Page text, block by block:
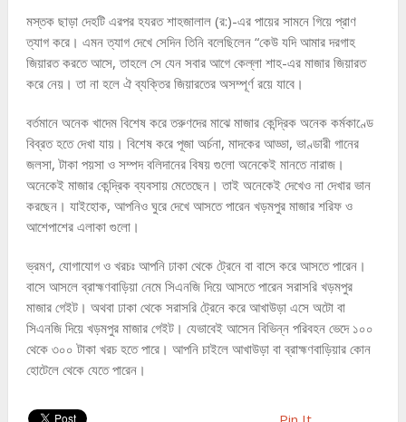
মস্তক ছাড়া দেহটি এরপর হযরত শাহজালাল (র:)-এর পায়ের সামনে গিয়ে প্রাণ
ত্যাগ করে। এমন ত্যাগ দেখে সেদিন তিনি বলেছিলেন “কেউ যদি আমার দরগাহ
জিয়ারত করতে আসে, তাহলে সে যেন সবার আগে কেল্লা শাহ-এর মাজার জিয়ারত
করে নেয়। তা না হলে ঐ ব্যক্তির জিয়ারতের অসম্পূর্ণ রয়ে যাবে।
বর্তমানে অনেক খাদেম বিশেষ করে তরুণদের মাঝে মাজার কেন্দ্রিক অনেক কর্মকাণ্ডে
বিব্রত হতে দেখা যায়। বিশেষ করে পূজা অর্চনা, মাদকের আড্ডা, ভাণ্ডারী গানের
জলসা, টাকা পয়সা ও সম্পদ বলিদানের বিষয় গুলো অনেকেই মানতে নারাজ।
অনেকেই মাজার কেন্দ্রিক ব্যবসায় মেতেছেন। তাই অনেকেই দেখেও না দেখার ভান
করছেন। যাইহোক, আপনিও ঘুরে দেখে আসতে পারেন খড়মপুর মাজার শরিফ ও
আশেপাশের এলাকা গুলো।
ভ্রমণ, যোগাযোগ ও খরচঃ আপনি ঢাকা থেকে ট্রেনে বা বাসে করে আসতে পারেন।
বাসে আসলে ব্রাহ্মণবাড়িয়া নেমে সিএনজি দিয়ে আসতে পারেন সরাসরি খড়মপুর
মাজার গেইট। অথবা ঢাকা থেকে সরাসরি ট্রেনে করে আখাউড়া এসে অটো বা
সিএনজি দিয়ে খড়মপুর মাজার গেইট। যেভাবেই আসেন বিভিন্ন পরিবহন ভেদে ১০০
থেকে ৩০০ টাকা খরচ হতে পারে। আপনি চাইলে আখাউড়া বা ব্রাহ্মণবাড়িয়ার কোন
হোটেলে থেকে যেতে পারেন।